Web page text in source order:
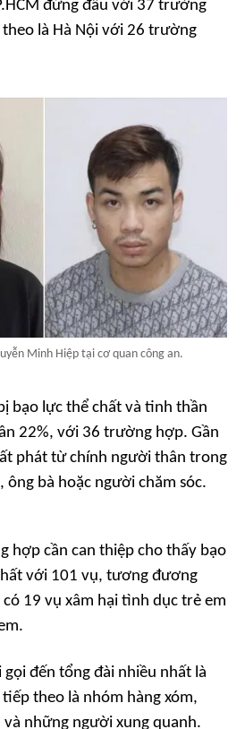
đứng đầu với 37 trường
là Hà Nội với 26 trường
Minh Hiệp tại cơ quan công an.
bạo lực thể chất và tinh thần
22%, với 36 trường hợp. Gần
phát từ chính người thân trong
ông bà hoặc người chăm sóc.
hợp cần can thiệp cho thấy bạo
với 101 vụ, tương đương
19 vụ xâm hại tình dục trẻ em
đến tổng đài nhiều nhất là
theo là nhóm hàng xóm,
những người xung quanh.